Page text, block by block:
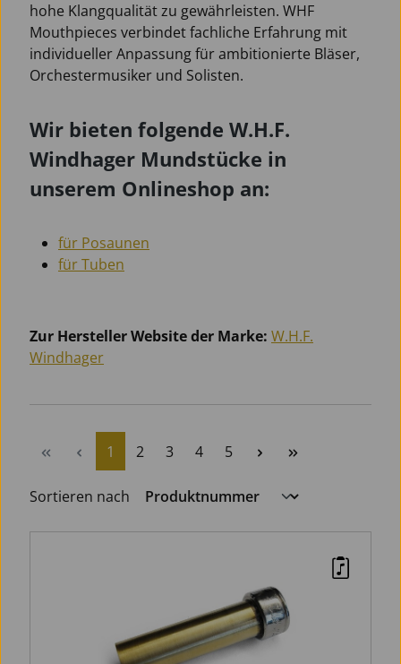
hohe Klangqualität zu gewährleisten. WHF
Mouthpieces verbindet fachliche Erfahrung mit
individueller Anpassung für ambitionierte Bläser,
Orchestermusiker und Solisten.
Wir bieten folgende W.H.F.
Windhager Mundstücke in
unserem Onlineshop an:
für Posaunen
für Tuben
Zur Hersteller Website der Marke: W.H.F.
Windhager
Seite
1 Seite
2 Seite
3 Seite
4 Seite
5
Sortieren nach